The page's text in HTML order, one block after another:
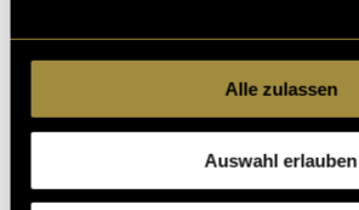
Alle zulassen
Auswahl erlauben